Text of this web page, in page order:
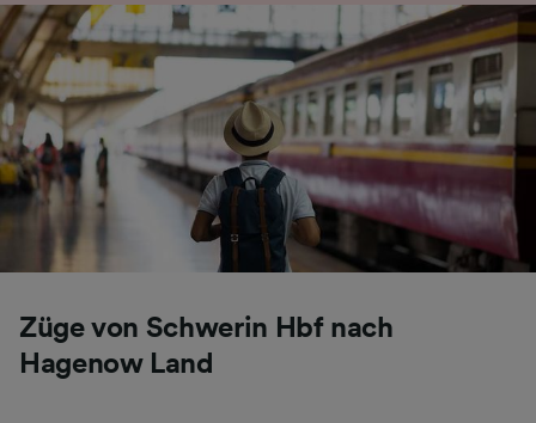
Züge von Schwerin Hbf nach
Hagenow Land
Folgendes bereitzustellen:
Verwendung genauer Standortdaten.
Endgeräteeigenschaften zur Identifikation
aktiv abfragen. Speichern von oder Zugriff auf
Informationen auf einem Endgerät.
Personalisierte Werbung und Inhalte, Messung
von Werbeleistung und der Performance von
Inhalten, Zielgruppenforschung sowie
Entwicklung und Verbesserung von
Angeboten.